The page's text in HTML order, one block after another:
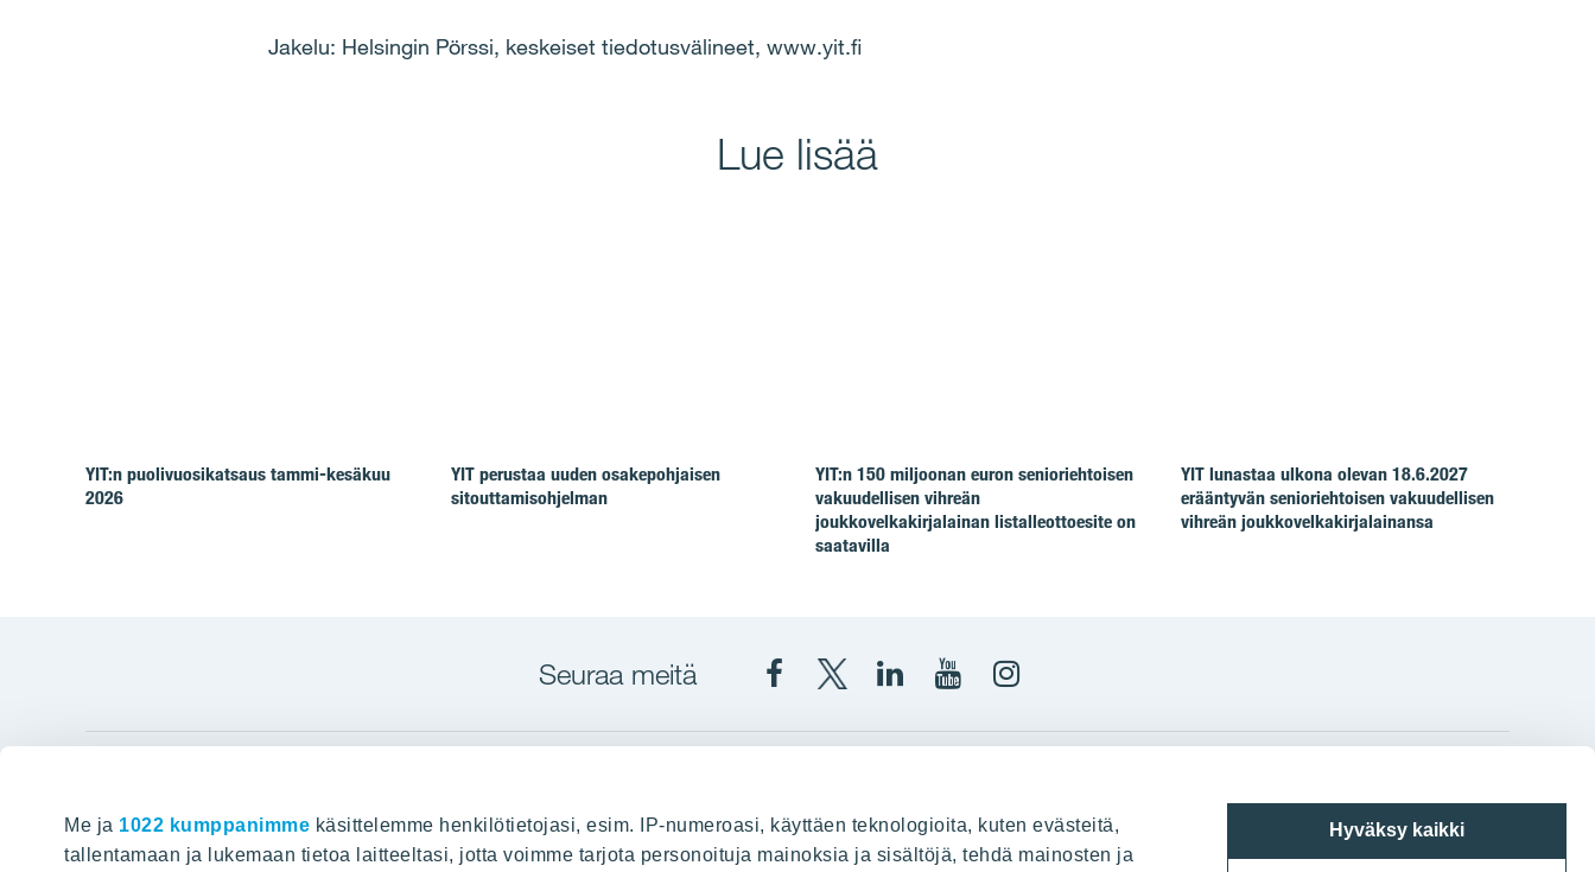
Me ja 1022 kumppanimme käsittelemme henkilötietojasi, esim. IP-numeroasi, käyttäen teknologioita, kuten evästeitä,
tallentamaan ja lukemaan tietoa laitteeltasi, jotta voimme tarjota personoituja mainoksia ja sisältöjä, tehdä mainosten ja
Hyväksy kaikki
Jakelu: Helsingin Pörssi, keskeiset tiedotusvälineet, www.yit.fi
Lue lisää
YIT:n puolivuosikatsaus tammi-kesäkuu
2026
YIT perustaa uuden osakepohjaisen
sitouttamisohjelman
YIT:n 150 miljoonan euron senioriehtoisen
vakuudellisen vihreän
joukkovelkakirjalainan listalleottoesite on
saatavilla
YIT lunastaa ulkona olevan 18.6.2027
erääntyvän senioriehtoisen vakuudellisen
vihreän joukkovelkakirjalainansa
Seuraa meitä
YITYITCorporation
Corporation
YIT
Hyvin rakennettu huominen Tietoa YIT:stä Myytävät asunnot Panuntie 11, PL 36, 00620 Helsinki